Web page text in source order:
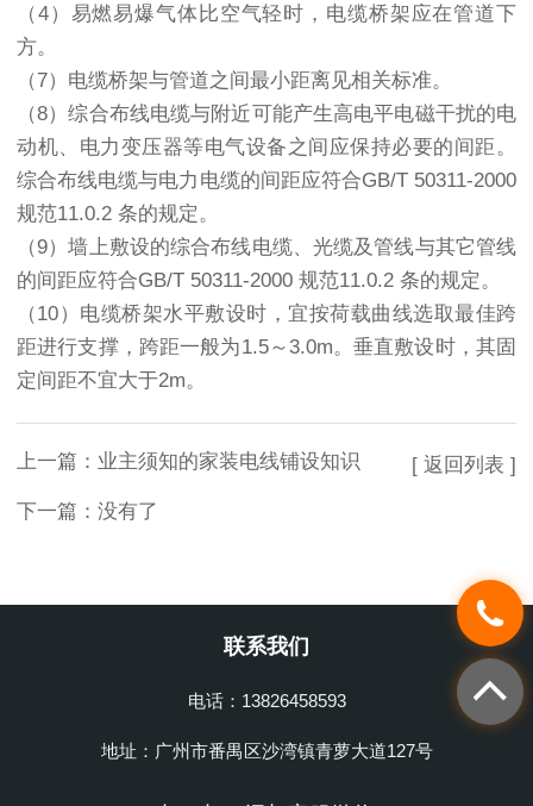
（4）易燃易爆气体比空气轻时，电缆桥架应在管道下
方。
（7）电缆桥架与管道之间最小距离见相关标准。
（8）综合布线电缆与附近可能产生高电平电磁干扰的电
动机、电力变压器等电气设备之间应保持必要的间距。
综合布线电缆与电力电缆的间距应符合GB/T 50311-2000
规范11.0.2 条的规定。
（9）墙上敷设的综合布线电缆、光缆及管线与其它管线
的间距应符合GB/T 50311-2000 规范11.0.2 条的规定。
（10）电缆桥架水平敷设时，宜按荷载曲线选取最佳跨
距进行支撑，跨距一般为1.5～3.0m。垂直敷设时，其固
定间距不宜大于2m。
上一篇： 业主须知的家装电线铺设知识
下一篇：没有了
[ 返回列表 ]
联系我们
电话：13826458593
地址：广州市番禺区沙湾镇青萝大道127号